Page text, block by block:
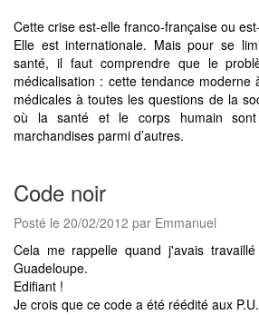
Cette crise est-elle franco-française ou
Elle est internationale. Mais pour se
santé, il faut comprendre que le
médicalisation : cette tendance moderne
médicales à toutes les questions de la
où la santé et le corps humain sont
marchandises parmi d’autres.
Code noir
Posté le 20/02/2012 par Emmanuel
Cela me rappelle quand j'avais
Guadeloupe.
Edifiant !
Je crois que ce code a été réédité aux